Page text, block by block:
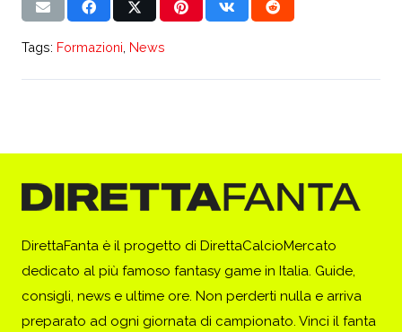
Tags: Formazioni News
DirettaFanta è il progetto di DirettaCalcioMercato
dedicato al più famoso fantasy game in Italia. Guide,
consigli, news e ultime ore. Non perderti nulla e arriva
preparato ad ogni giornata di campionato. Vinci il fanta